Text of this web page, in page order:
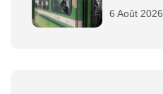
6 Août 2026